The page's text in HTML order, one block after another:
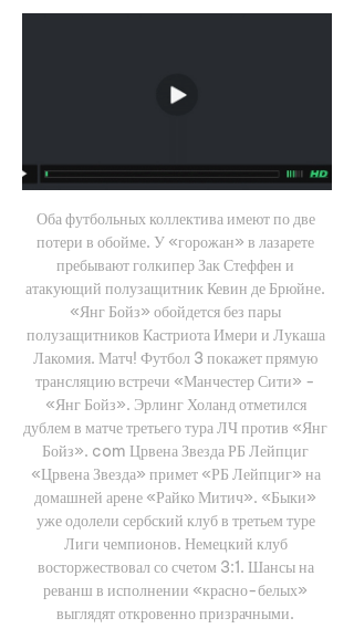
Оба футбольных коллектива имеют по две
потери в обойме. У «горожан» в лазарете
пребывают голкипер Зак Стеффен и
атакующий полузащитник Кевин де Брюйне.
«Янг Бойз» обойдется без пары
полузащитников Кастриота Имери и Лукаша
Лакомия. Матч! Футбол 3 покажет прямую
трансляцию встречи «Манчестер Сити» -
«Янг Бойз». Эрлинг Холанд отметился
дублем в матче третьего тура ЛЧ против «Янг
Бойз». com Црвена Звезда РБ Лейпциг
«Црвена Звезда» примет «РБ Лейпциг» на
домашней арене «Райко Митич». «Быки»
уже одолели сербский клуб в третьем туре
Лиги чемпионов. Немецкий клуб
восторжествовал со счетом 3:1. Шансы на
реванш в исполнении «красно-белых»
выглядят откровенно призрачными.